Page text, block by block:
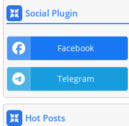
Social Plugin
Facebook
Telegram
Hot Posts